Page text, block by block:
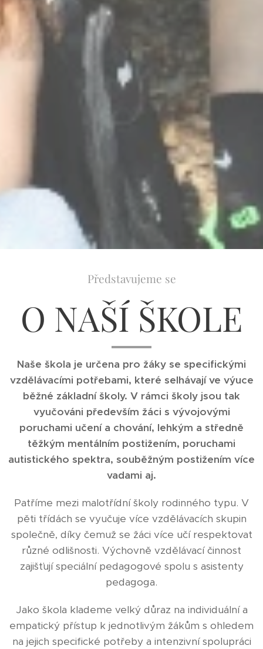
Představujeme se
O NAŠÍ ŠKOLE
Naše škola je určena pro žáky se specifickými
vzdělávacími potřebami, které selhávají ve výuce
běžné základní školy. V rámci školy jsou tak
vyučováni především žáci s vývojovými
poruchami učení a chování, lehkým a středně
těžkým mentálním postižením, poruchami
autistického spektra, souběžným postižením více
vadami aj.
Patříme mezi malotřídní školy rodinného typu. V
pěti třídách se vyučuje více vzdělávacích skupin
společně, díky čemuž se žáci více učí respektovat
různé odlišnosti. Výchovně vzdělávací činnost
zajišťují speciální pedagogové spolu s asistenty
pedagoga.
Jako škola klademe velký důraz na individuální a
empatický přístup k jednotlivým žákům s ohledem
na jejich specifické potřeby a intenzivní spolupráci